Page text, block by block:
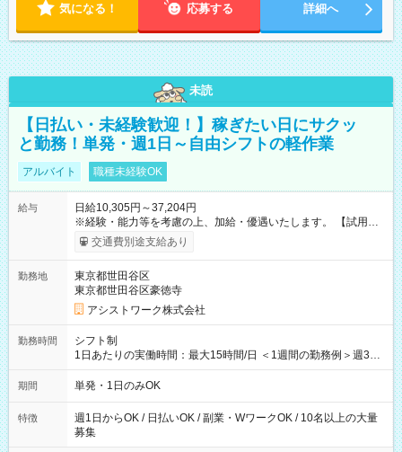
気になる！ 応募する 詳細へ
未読
【日払い・未経験歓迎！】稼ぎたい日にサクッ
と勤務！単発・週1日～自由シフトの軽作業
アルバイト 職種未経験OK
給与
日給10,305円～37,204円
※経験・能力等を考慮の上、加給・優遇いたします。 【試用期
間】試用期間なし
交通費別途支給あり
勤務地
東京都世田谷区
東京都世田谷区豪徳寺
アシストワーク株式会社
勤務時間
シフト制
1日あたりの実働時間：最大15時間/日 ＜1週間の勤務例＞週3回
勤務 勤務：月・水・金 休み：火・木・土・日 好きな時にお仕事
可能です！ ※1日あたりの最大実働時間は日勤、夜勤共に勤務し
期間 単発・1日のみOK
特徴
週1日からOK / 日払いOK / 副業・WワークOK / 10名以上の大量
募集